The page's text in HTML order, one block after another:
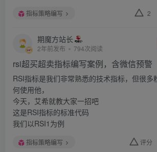
指标策略编写 2
期魔方站长
2年前发布 794次阅读
rsi超买超卖指标编写案例，含微信预警
RSI指标是我们非常熟悉的技术指标，但很多
何使用他，
今天，艾希就教大家一招吧
这是RSI指标的标准代码
我们以RSI1为例
指标策略编写 评分